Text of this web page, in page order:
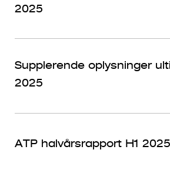
2025
Supplerende oplysninger
2025
ATP halvårsrapport H1 2025